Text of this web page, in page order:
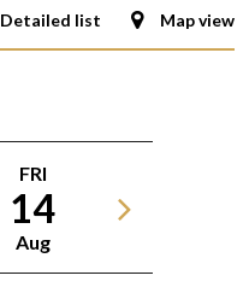
Detailed list Map view
FRI
14
Aug